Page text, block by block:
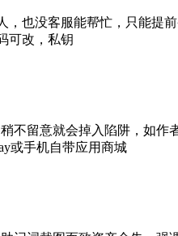
也没客服能帮忙，只能提
可改，私钥
不留意就会掉入陷阱，如作
或手机自带应用商城